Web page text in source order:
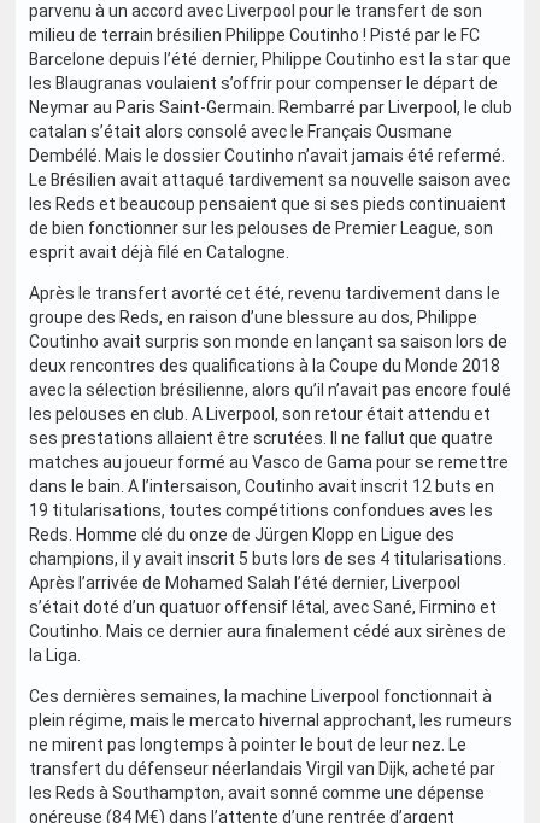
parvenu à un accord avec Liverpool pour le transfert de son
milieu de terrain brésilien Philippe Coutinho ! Pisté par le FC
Barcelone depuis l’été dernier, Philippe Coutinho est la star que
les Blaugranas voulaient s’offrir pour compenser le départ de
Neymar au Paris Saint-Germain. Rembarré par Liverpool, le club
catalan s’était alors consolé avec le Français Ousmane
Dembélé. Mais le dossier Coutinho n’avait jamais été refermé.
Le Brésilien avait attaqué tardivement sa nouvelle saison avec
les Reds et beaucoup pensaient que si ses pieds continuaient
de bien fonctionner sur les pelouses de Premier League, son
esprit avait déjà filé en Catalogne.
Après le transfert avorté cet été, revenu tardivement dans le
groupe des Reds, en raison d’une blessure au dos, Philippe
Coutinho avait surpris son monde en lançant sa saison lors de
deux rencontres des qualifications à la Coupe du Monde 2018
avec la sélection brésilienne, alors qu’il n’avait pas encore foulé
les pelouses en club. A Liverpool, son retour était attendu et
ses prestations allaient être scrutées. Il ne fallut que quatre
matches au joueur formé au Vasco de Gama pour se remettre
dans le bain. A l’intersaison, Coutinho avait inscrit 12 buts en
19 titularisations, toutes compétitions confondues aves les
Reds. Homme clé du onze de Jürgen Klopp en Ligue des
champions, il y avait inscrit 5 buts lors de ses 4 titularisations.
Après l’arrivée de Mohamed Salah l’été dernier, Liverpool
s’était doté d’un quatuor offensif létal, avec Sané, Firmino et
Coutinho. Mais ce dernier aura finalement cédé aux sirènes de
la Liga.
Ces dernières semaines, la machine Liverpool fonctionnait à
plein régime, mais le mercato hivernal approchant, les rumeurs
ne mirent pas longtemps à pointer le bout de leur nez. Le
transfert du défenseur néerlandais Virgil van Dijk, acheté par
les Reds à Southampton, avait sonné comme une dépense
onéreuse (84 M€) dans l’attente d’une rentrée d’argent